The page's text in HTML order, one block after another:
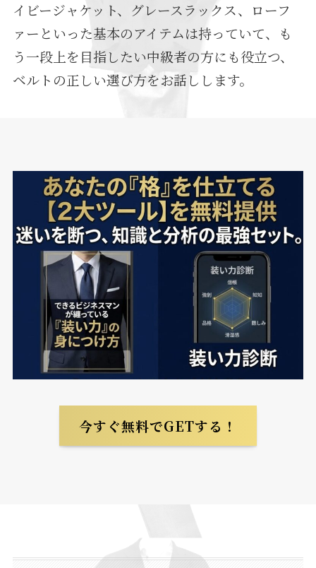
イビージャケット、グレースラックス、ローフ
ァーといった基本のアイテムは持っていて、も
う一段上を目指したい中級者の方にも役立つ、
ベルトの正しい選び方をお話しします。
今すぐ無料でGETする！